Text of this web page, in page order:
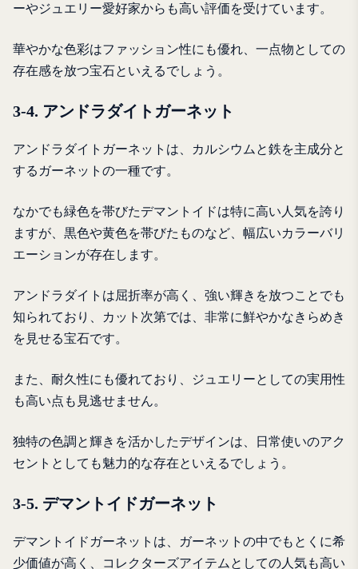
ーやジュエリー愛好家からも高い評価を受けています。
華やかな色彩はファッション性にも優れ、一点物としての
存在感を放つ宝石といえるでしょう。
3-4. アンドラダイトガーネット
アンドラダイトガーネットは、カルシウムと鉄を主成分と
するガーネットの一種です。
なかでも緑色を帯びたデマントイドは特に高い人気を誇り
ますが、黒色や黄色を帯びたものなど、幅広いカラーバリ
エーションが存在します。
アンドラダイトは屈折率が高く、強い輝きを放つことでも
知られており、カット次第では、非常に鮮やかなきらめき
を見せる宝石です。
また、耐久性にも優れており、ジュエリーとしての実用性
も高い点も見逃せません。
独特の色調と輝きを活かしたデザインは、日常使いのアク
セントとしても魅力的な存在といえるでしょう。
3-5. デマントイドガーネット
デマントイドガーネットは、ガーネットの中でもとくに希
少価値が高く、コレクターズアイテムとしての人気も高い